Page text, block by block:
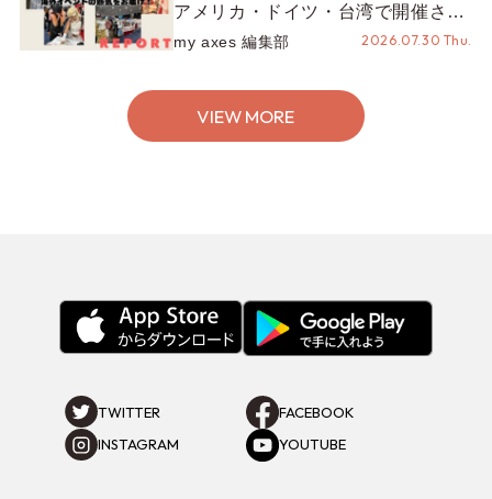
アメリカ・ドイツ・台湾で開催され
たイベントをお届け！美沙子さんか
らのコメントも♬【海外イベントレ
my axes 編集部 2026.07.30 Thu.
VIEW MORE
TWITTER
FACEBOOK
INSTAGRAM
YOUTUBE